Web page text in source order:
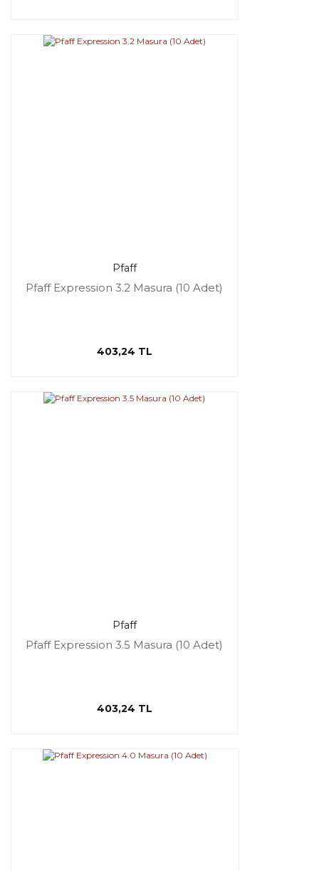
Pfaff
Pfaff Expression 3.2 Masura (10 Adet)
403,24 TL
Pfaff
Pfaff Expression 3.5 Masura (10 Adet)
403,24 TL